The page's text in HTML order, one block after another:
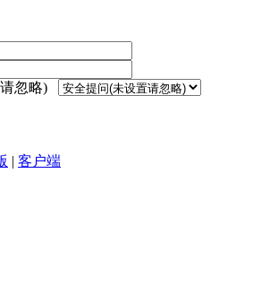
忽略)
| 客户端